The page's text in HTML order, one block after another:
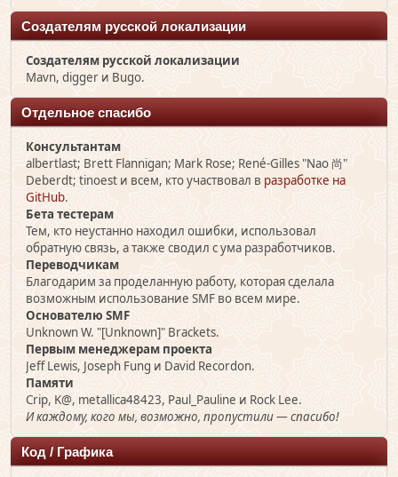
Создателям русской локализации
Создателям русской локализации
Mavn, digger и Bugo.
Отдельное спасибо
Консультантам
albertlast; Brett Flannigan; Mark Rose; René-Gilles "Nao 尚"
Deberdt; tinoest и всем, кто участвовал в разработке на
GitHub.
Бета тестерам
Тем, кто неустанно находил ошибки, использовал
обратную связь, а также сводил с ума разработчиков.
Переводчикам
Благодарим за проделанную работу, которая сделала
возможным использование SMF во всем мире.
Основателю SMF
Unknown W. "[Unknown]" Brackets.
Первым менеджерам проекта
Jeff Lewis, Joseph Fung и David Recordon.
Памяти
Crip, K@, metallica48423, Paul_Pauline и Rock Lee.
И каждому, кого мы, возможно, пропустили — спасибо!
Код / Графика